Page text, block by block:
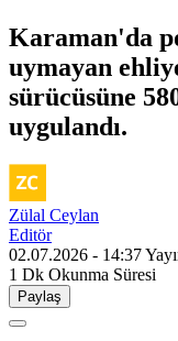
Karaman'da
uymayan
sürücüsüne
uygulandı.
Zülal Ceylan
Editör
02.07.2026 - 14:37
1 Dk Okunma Süresi
Paylaş